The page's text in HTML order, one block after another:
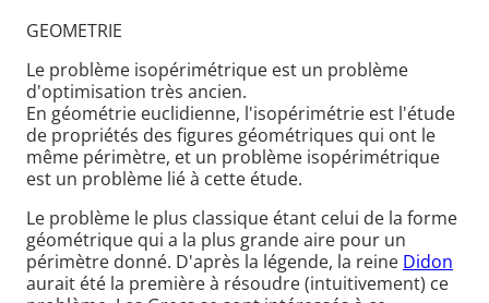
GEOMETRIE
Le problème isopérimétrique est un problème
d'optimisation très ancien.
En géométrie euclidienne, l'isopérimétrie est l'étude
de propriétés des figures géométriques qui ont le
même périmètre, et un problème isopérimétrique
est un problème lié à cette étude.
Le problème le plus classique étant celui de la forme
géométrique qui a la plus grande aire pour un
périmètre donné. D'après la légende, la reine Didon
aurait été la première à résoudre (intuitivement) ce